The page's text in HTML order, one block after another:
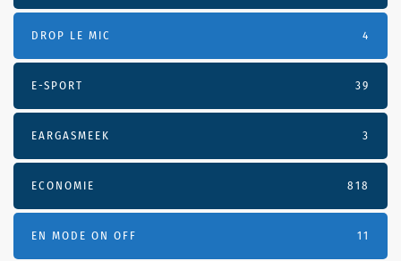
DROP LE MIC 4
E-SPORT 39
EARGASMEEK 3
ECONOMIE 818
EN MODE ON OFF 11